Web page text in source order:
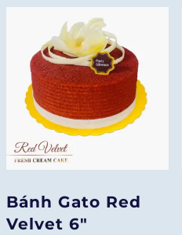
Bánh Gato Red
Velvet 6″